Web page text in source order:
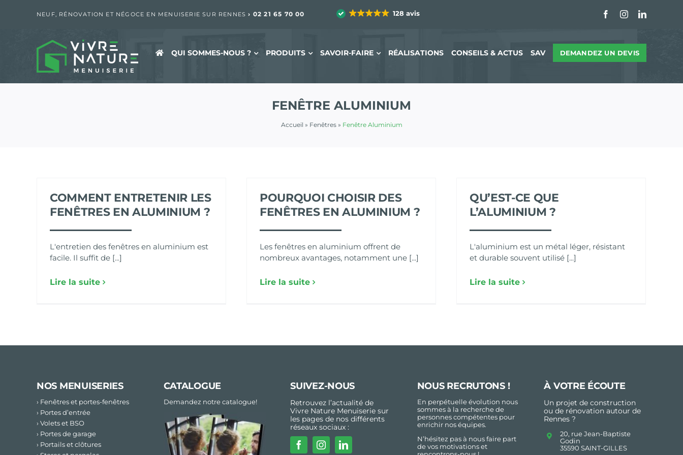
NEUF, RÉNOVATION ET NÉGOCE EN MENUISERIE SUR RENNES › 02 21 65 70 00 128 avis FacebookInstagramLinkedIn
QUI SOMMES-NOUS ? PRODUITS SAVOIR-FAIRE RÉALISATIONS CONSEILS & ACTUS SAV DEMANDEZ UN DEVIS
FENÊTRE ALUMINIUM
Accueil » Fenêtres» Fenêtre Aluminium
COMMENT ENTRETENIR LES
FENÊTRES EN ALUMINIUM ?
L'entretien des fenêtres en aluminium est
facile. Il suffit de [...]
Lire la suite
POURQUOI CHOISIR DES
FENÊTRES EN ALUMINIUM ?
Les fenêtres en aluminium offrent de
nombreux avantages, notamment une [...]
Lire la suite
QU’EST-CE QUE
L’ALUMINIUM ?
L'aluminium est un métal léger, résistant
et durable souvent utilisé [...]
Lire la suite
NOS MENUISERIES
› Fenêtres et portes-fenêtres
› Portes d’entrée
› Volets et BSO
› Portes de garage
› Portails et clôtures
CATALOGUE
Demandez notre catalogue!
SUIVEZ-NOUS
Retrouvez l’actualité de
Vivre Nature Menuiserie sur
les pages de nos différents
réseaux sociaux :
NOUS RECRUTONS !
En perpétuelle évolution nous
sommes à la recherche de
personnes compétentes pour
enrichir nos équipes.
N’hésitez pas à nous faire part
de vos motivations et
À VOTRE ÉCOUTE
Un projet de construction
ou de rénovation autour de
Rennes ?
20, rue Jean-Baptiste
Godin
35590 SAINT-GILLES